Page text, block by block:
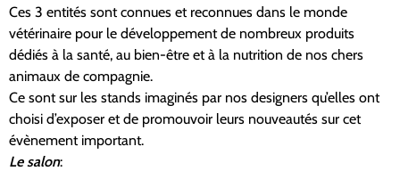
Ces 3 entités sont connues et reconnues dans le monde
vétérinaire pour le développement de nombreux produits
dédiés à la santé, au bien-être et à la nutrition de nos chers
animaux de compagnie.
Ce sont sur les stands imaginés par nos designers qu’elles ont
choisi d’exposer et de promouvoir leurs nouveautés sur cet
évènement important.
Le salon: